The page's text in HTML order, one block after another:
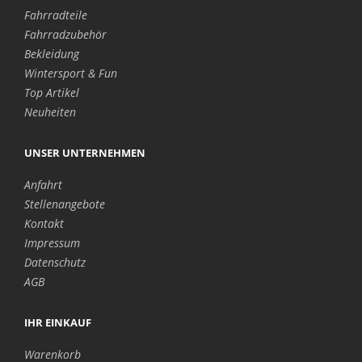
Fahrradteile
Fahrradzubehör
Bekleidung
Wintersport & Fun
Top Artikel
Neuheiten
UNSER UNTERNEHMEN
Anfahrt
Stellenangebote
Kontakt
Impressum
Datenschutz
AGB
IHR EINKAUF
Warenkorb